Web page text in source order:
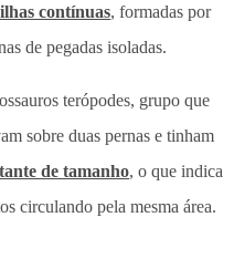
contínuas, formadas por
de pegadas isoladas.
terópodes, grupo que
sobre duas pernas e tinham
de tamanho, o que indica
circulando pela mesma área.